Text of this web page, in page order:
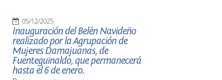
05/12/2025
Inauguración del Belén Navideño
realizado por la Agrupación de
Mujeres Damajuanas, de
Fuenteguinaldo, que permanecerá
hasta el 6 de enero.